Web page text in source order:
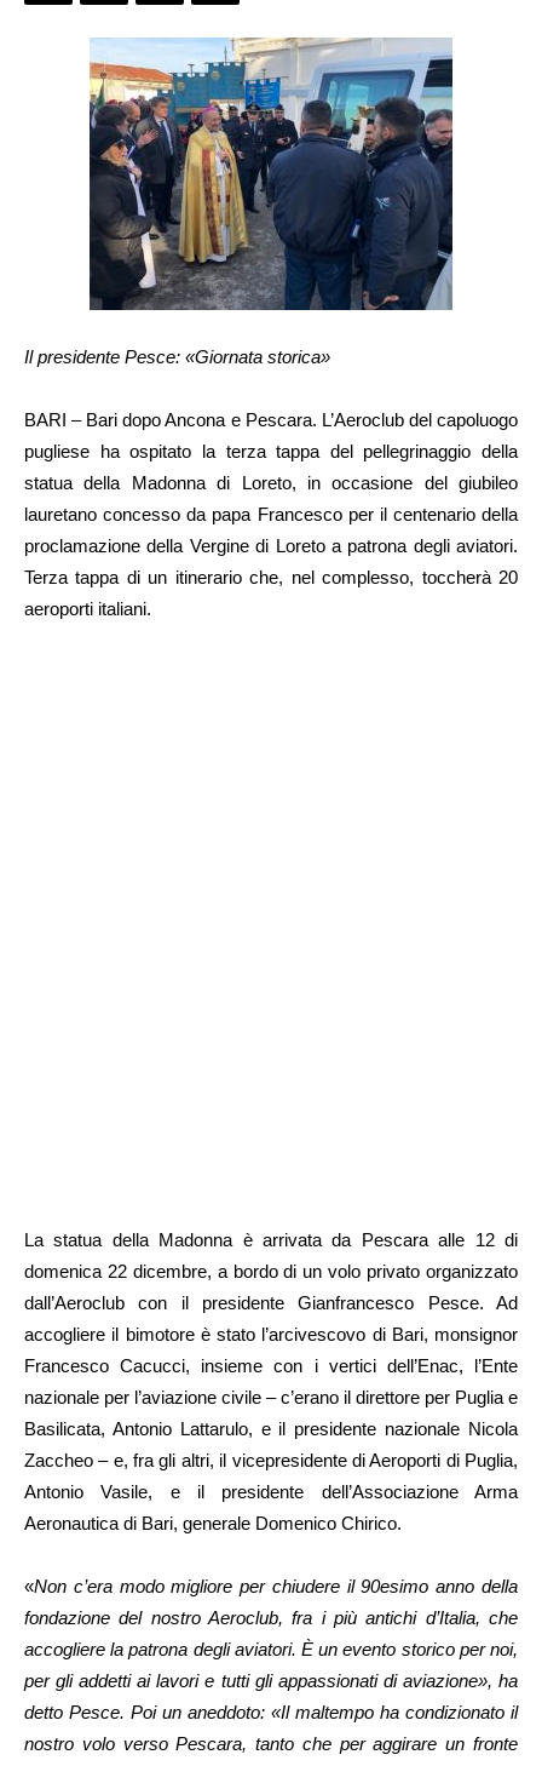
Il presidente Pesce: «Giornata storica»
BARI – Bari dopo Ancona e Pescara. L’Aeroclub del capoluogo
pugliese ha ospitato la terza tappa del pellegrinaggio della
statua della Madonna di Loreto, in occasione del giubileo
lauretano concesso da papa Francesco per il centenario della
proclamazione della Vergine di Loreto a patrona degli aviatori.
Terza tappa di un itinerario che, nel complesso, toccherà 20
aeroporti italiani.
La statua della Madonna è arrivata da Pescara alle 12 di
domenica 22 dicembre, a bordo di un volo privato organizzato
dall’Aeroclub con il presidente Gianfrancesco Pesce. Ad
accogliere il bimotore è stato l’arcivescovo di Bari, monsignor
Francesco Cacucci, insieme con i vertici dell’Enac, l’Ente
nazionale per l’aviazione civile – c’erano il direttore per Puglia e
Basilicata, Antonio Lattarulo, e il presidente nazionale Nicola
Zaccheo – e, fra gli altri, il vicepresidente di Aeroporti di Puglia,
Antonio Vasile, e il presidente dell’Associazione Arma
Aeronautica di Bari, generale Domenico Chirico.
«Non c’era modo migliore per chiudere il 90esimo anno della
fondazione del nostro Aeroclub, fra i più antichi d’Italia, che
accogliere la patrona degli aviatori. È un evento storico per noi,
per gli addetti ai lavori e tutti gli appassionati di aviazione», ha
detto Pesce. Poi un aneddoto: «Il maltempo ha condizionato il
nostro volo verso Pescara, tanto che per aggirare un fronte